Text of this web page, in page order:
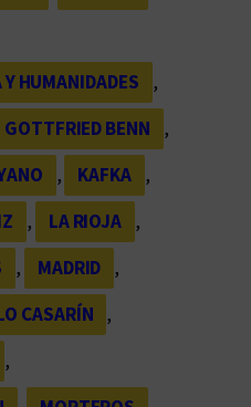
HUMANIDADES
,
GOTTFRIED BENN
,
, KAFKA
,
, LA RIOJA
,
, MADRID
,
CASARÍN
,
,